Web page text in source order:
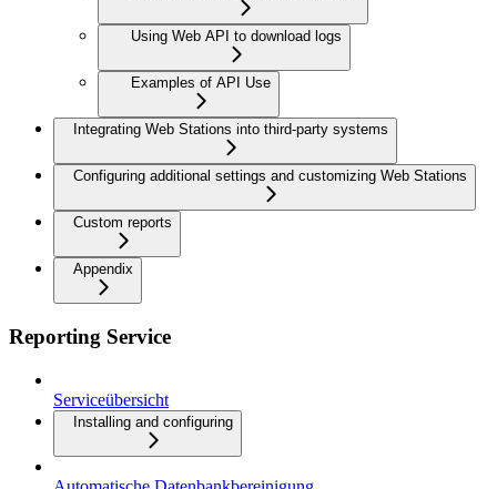
Using Web API to download logs
Examples of API Use
Integrating Web Stations into third-party systems
Configuring additional settings and customizing Web Stations
Custom reports
Appendix
Reporting Service
Serviceübersicht
Installing and configuring